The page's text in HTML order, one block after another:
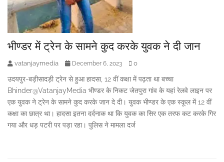
भीण्डर में ट्रेन के सामने कुद करके युवक ने दी जान
vatanjaymedia December 6, 2023 0
उदयपुर-बड़ीसादड़ी ट्रेन से हुआ हादसा, 12 वीं कक्षा में पढ़ता था बच्चा
Bhinder@VatanjayMedia भीण्डर के निकट जेतपुरा गांव के यहां रेलवे लाइन पर
एक युवक ने ट्रेन के सामने कुद करके जान दे दी। युवक भीण्डर के एक स्कूल में 12 वीं
कक्षा का छात्र था। हादसा इतना दर्दनाक था कि युवक का सिर एक तरफ कट करके गिर
गया और धड़ पटरी पर पड़ा रहा। पुलिस ने मामला दर्ज